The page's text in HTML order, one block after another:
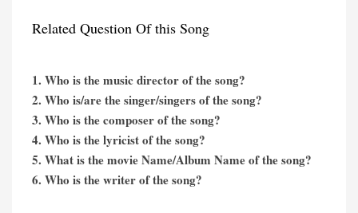
Related Question Of this Song
1. Who is the music director of the song?
2. Who is/are the singer/singers of the song?
3. Who is the composer of the song?
4. Who is the lyricist of the song?
5. What is the movie Name/Album Name of the song?
6. Who is the writer of the song?